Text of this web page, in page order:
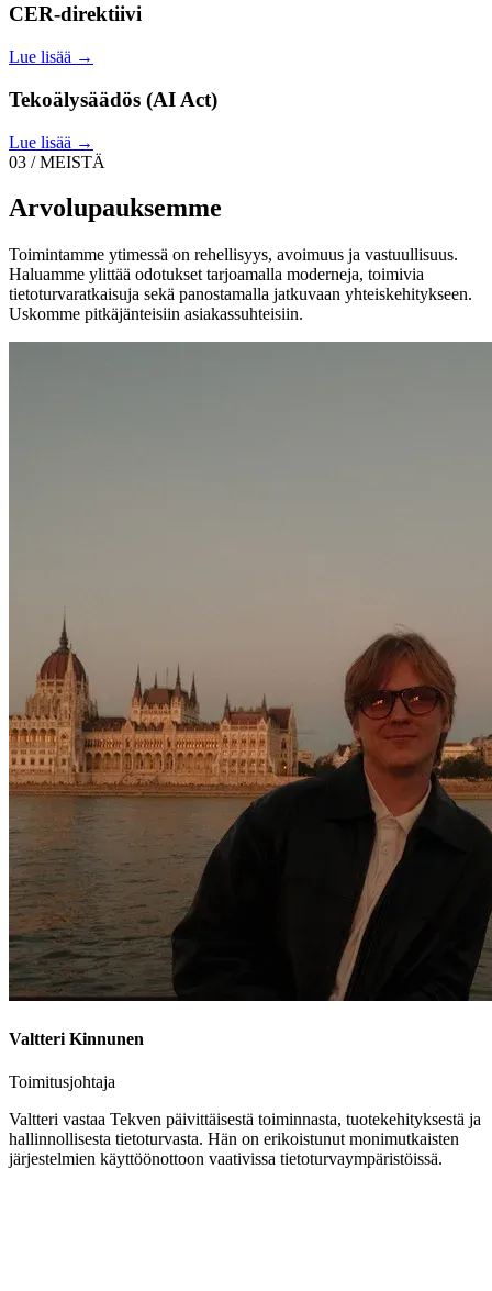
CER-direktiivi
Lue lisää →
Tekoälysäädös (AI Act)
Lue lisää →
03 / MEISTÄ
Arvolupauksemme
Toimintamme ytimessä on rehellisyys, avoimuus ja vastuullisuus.
Haluamme ylittää odotukset tarjoamalla moderneja, toimivia
tietoturvaratkaisuja sekä panostamalla jatkuvaan yhteiskehitykseen.
Uskomme pitkäjänteisiin asiakassuhteisiin.
Valtteri Kinnunen
Toimitusjohtaja
Valtteri vastaa Tekven päivittäisestä toiminnasta, tuotekehityksestä ja
hallinnollisesta tietoturvasta. Hän on erikoistunut monimutkaisten
järjestelmien käyttöönottoon vaativissa tietoturvaympäristöissä.